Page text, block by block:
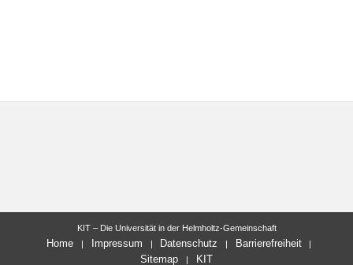
KIT – Die Universität in der Helmholtz-Gemeinschaft
Home Impressum Datenschutz
Barrierefreiheit
Sitemap
KIT